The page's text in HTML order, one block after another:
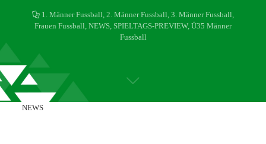
1. Männer Fussball, 2. Männer Fussball, 3. Männer Fussball,
Frauen Fussball, NEWS, SPIELTAGS-PREVIEW, Ü35 Männer
Fussball
NEWS